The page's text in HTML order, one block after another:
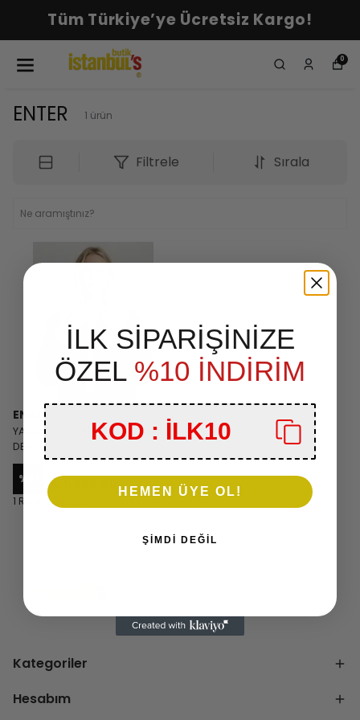
Tüm Türkiye’ye Ücretsiz Kargo!
0
ENTER 1 ürün
Filtrele Sırala
ENTER
YAKA VE KOLLARI KÜRKLÜ CEPLİ
DERİ CEKET
% ₺ 1,299.90
1 Renk 4 Beden
Kategoriler
Hesabım
İLK SİPARİŞİNİZE
ÖZEL %10 İNDİRİM
KOD : İLK10
HEMEN ÜYE OL!
ŞİMDİ DEĞİL